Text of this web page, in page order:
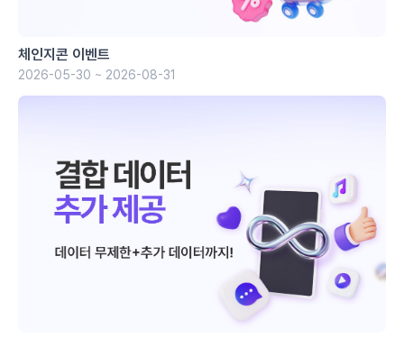
체인지콘 이벤트
2026-05-30 ~ 2026-08-31